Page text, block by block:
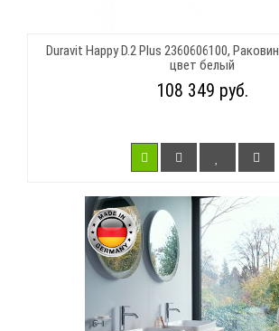
Duravit Happy D.2 Plus 2360606100,
цвет белый
108 349 руб.